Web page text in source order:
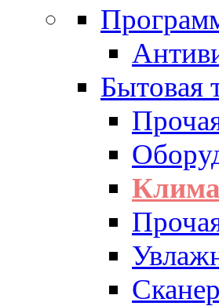
Бытовая